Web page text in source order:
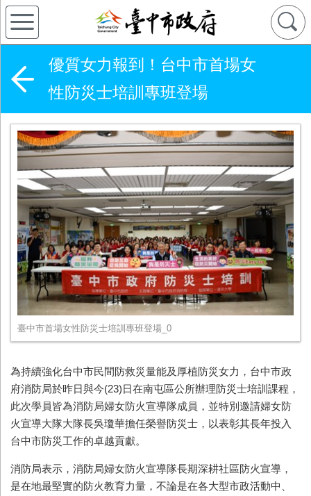
優質女力報到！台中市首場女
性防災士培訓專班登場
臺中市首場女性防災士培訓專班登場_0
為持續強化台中市民間防救災量能及厚植防災女力，台中市政
府消防局於昨日與今(23)日在南屯區公所辦理防災士培訓課程，
此次學員皆為消防局婦女防火宣導隊成員，並特別邀請婦女防
火宣導大隊大隊長吳瓊華擔任榮譽防災士，以表彰其長年投入
台中市防災工作的卓越貢獻。
消防局表示，消防局婦女防火宣導隊長期深耕社區防火宣導，
是在地最堅實的防火教育力量，不論是在各大型市政活動中、